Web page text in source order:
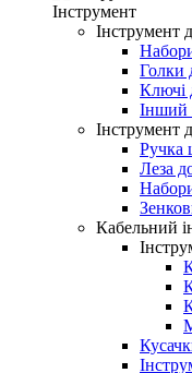
Інструмент
Інструмент
Голки
Ключі
Інший
Інструмент
Ручка
Леза
Кабельний